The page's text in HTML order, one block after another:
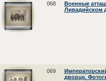
068
Военные
Ливадийском
069
дворце.